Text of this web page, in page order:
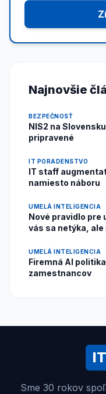
Najnovšie
BEZPEČNOSŤ
NIS2 na
pripravené
IT PORADENSTVO
IT staff
namiesto náboru
UMELÁ INTELIGENCIA
Nové pravidlo pre
vás sa netýka,
UMELÁ INTELIGENCIA
Firemná AI
zamestnancov
Sme 30 rokov